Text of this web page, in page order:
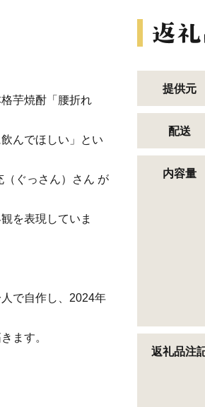
芋焼酎「腰折れ
んでほしい」とい
ぐっさん）さん が
を表現していま
で自作し、2024年
ます。
提供元
配送
内容量
返礼品注